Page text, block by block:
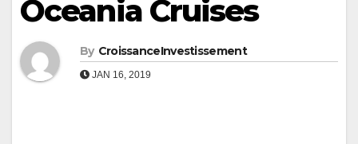
Oceania Cruises
By CroissanceInvestissement
JAN 16, 2019